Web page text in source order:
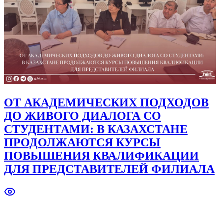
ОТ АКАДЕМИЧЕСКИХ ПОДХОДОВ
ДО ЖИВОГО ДИАЛОГА СО
СТУДЕНТАМИ: В КАЗАХСТАНЕ
ПРОДОЛЖАЮТСЯ КУРСЫ
ПОВЫШЕНИЯ КВАЛИФИКАЦИИ
ДЛЯ ПРЕДСТАВИТЕЛЕЙ ФИЛИАЛА